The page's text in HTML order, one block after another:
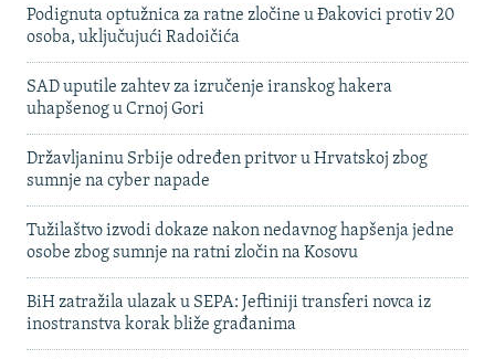
Podignuta optužnica za ratne zločine u Đakovici protiv 20
osoba, uključujući Radoičića
SAD uputile zahtev za izručenje iranskog hakera
uhapšenog u Crnoj Gori
Državljaninu Srbije određen pritvor u Hrvatskoj zbog
sumnje na cyber napade
Tužilaštvo izvodi dokaze nakon nedavnog hapšenja jedne
osobe zbog sumnje na ratni zločin na Kosovu
BiH zatražila ulazak u SEPA: Jeftiniji transferi novca iz
inostranstva korak bliže građanima